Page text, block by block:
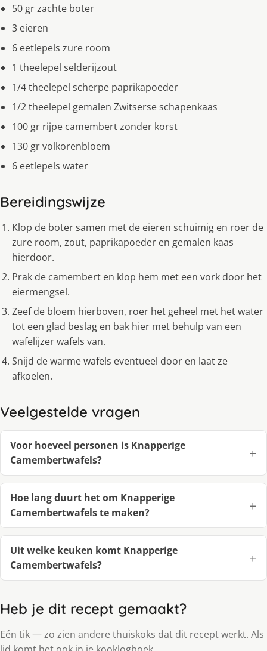
50 gr zachte boter
3 eieren
6 eetlepels zure room
1 theelepel selderijzout
1/4 theelepel scherpe paprikapoeder
1/2 theelepel gemalen Zwitserse schapenkaas
100 gr rijpe camembert zonder korst
130 gr volkorenbloem
6 eetlepels water
Bereidingswijze
Klop de boter samen met de eieren schuimig en roer de
zure room, zout, paprikapoeder en gemalen kaas
hierdoor.
Prak de camembert en klop hem met een vork door het
eiermengsel.
Zeef de bloem hierboven, roer het geheel met het water
tot een glad beslag en bak hier met behulp van een
wafelijzer wafels van.
Snijd de warme wafels eventueel door en laat ze
afkoelen.
Veelgestelde vragen
Voor hoeveel personen is Knapperige
Camembertwafels?
Hoe lang duurt het om Knapperige
Camembertwafels te maken?
Uit welke keuken komt Knapperige
Camembertwafels?
Heb je dit recept gemaakt?
Eén tik — zo zien andere thuiskoks dat dit recept werkt. Als